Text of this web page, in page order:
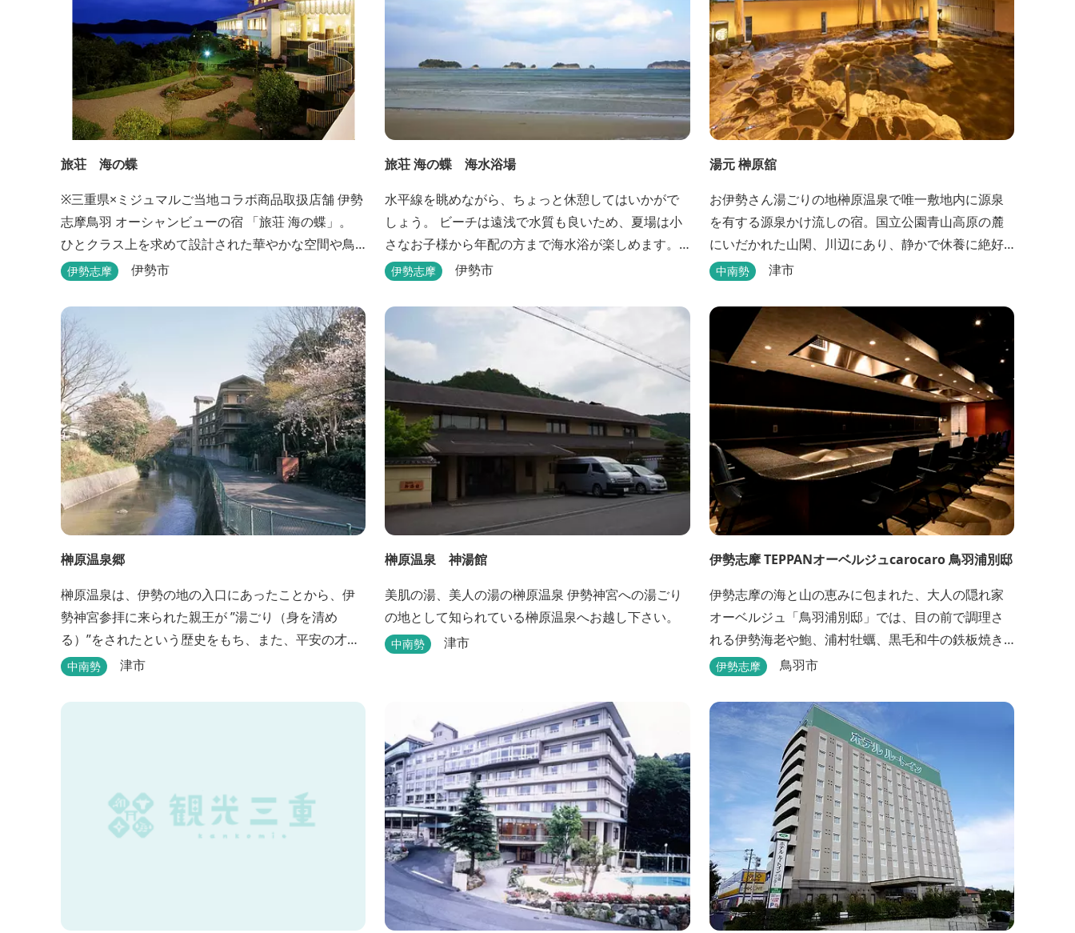
旅荘 海の蝶
※三重県×ミジュマルご当地コラボ商品取扱店舗 伊勢
志摩鳥羽 オーシャンビューの宿 「旅荘 海の蝶」。
ひとクラス上を求めて設計された華やかな空間や鳥
羽随一の景観など、上質な美味とおもてなしをお約
し下さいませ。
伊勢志摩 伊勢市
旅荘 海の蝶 海水浴場
水平線を眺めながら、ちょっと休憩してはいかがで
しょう。 ビーチは遠浅で水質も良いため、夏場は小
さなお子様から年配の方まで海水浴が楽しめます。
三重県おすすめ海水浴場ビーチ特集はこちら🏖三重
伊勢志摩 伊勢市
湯元 榊原舘
お伊勢さん湯ごりの地榊原温泉で唯一敷地内に源泉
を有する源泉かけ流しの宿。国立公園青山高原の麓
にいだかれた山閑、川辺にあり、静かで休養に絶好
の地です。ご宿泊、お夕席の他日帰り温泉も楽しめ
と健康をテーマとしたふるさと会席をご用意してい
ます。
中南勢 津市
榊原温泉郷
榊原温泉は、伊勢の地の入口にあったことから、伊
勢神宮参拝に来られた親王が ”湯ごり（身を清め
る）”をされたという歴史をもち、また、平安の才
女・清少納言が 「枕草子」で”湯は七栗の湯”＜当時
として祀っていることもあって、恋の和歌も多く残
中南勢 津市
榊原温泉 神湯館
美肌の湯、美人の湯の榊原温泉 伊勢神宮への湯ごり
の地として知られている榊原温泉へお越し下さい。
中南勢 津市
伊勢志摩 TEPPANオーベルジュcarocaro 鳥羽浦別邸
伊勢志摩の海と山の恵みに包まれた、大人の隠れ家
オーベルジュ「鳥羽浦別邸」では、目の前で調理さ
れる伊勢海老や鮑、浦村牡蠣、黒毛和牛の鉄板焼き
を臨場感と素材本来の味を引き出した極上のお料理
個性的な客室で、特別なひとときを大切な人と共に
お過ごしくださいませ。美食と温泉、上質な空間で
贅沢な体験をお届けいたします。
伊勢志摩 鳥羽市